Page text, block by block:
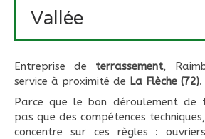
Vallée
Entreprise de terrassement,
service à proximité de La Flèche (72).
Parce que le bon déroulement de
pas que des compétences
concentre sur ces règles :